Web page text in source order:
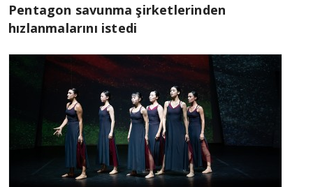
Pentagon savunma şirketlerinden
hızlanmalarını istedi